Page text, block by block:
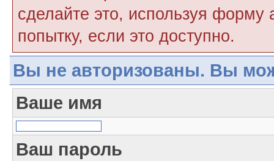
сделайте это, используя форму
попытку, если это доступно.
Вы не авторизованы. Вы
Ваше имя
Ваш пароль